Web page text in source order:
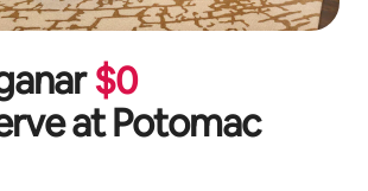
$0
at Potomac